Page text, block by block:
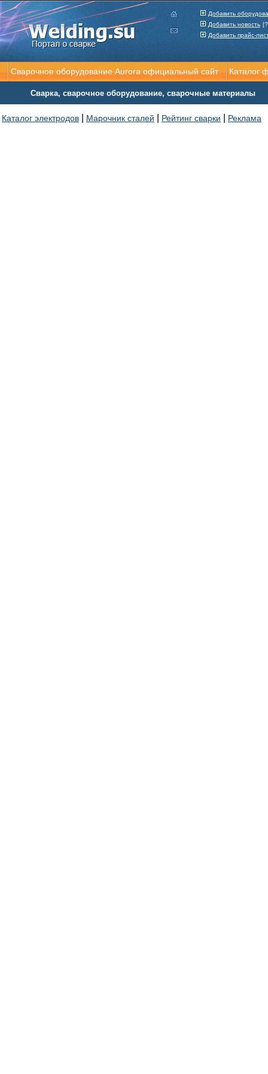
Сварочное оборудование Aurora официальный сайт Каталог
Сварка, сварочное оборудование, сварочные материалы
Каталог электродов Марочник сталей Рейтинг сварки Реклама
Добавить
Добавить новость
Добавить прайс-